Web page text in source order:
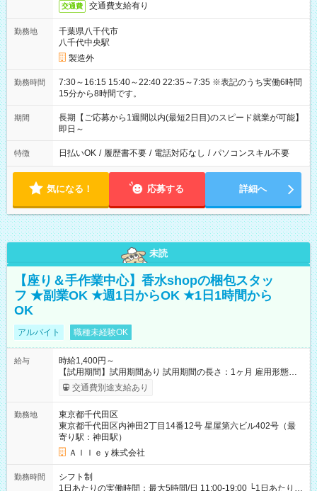
交通費 交通費支給有り
勤務地
千葉県八千代市
八千代中央駅
製造外
勤務時間
7:30～16:15 15:40～22:40 22:35～7:35 ※表記のうち実働6時間
15分から8時間です。
期間
長期【ご応募から1週間以内(最短2日目)のスピード就業が可能】
即日～
特徴 日払いOK / 履歴書不要 / 電話対応なし / パソコンスキル不要
気になる！ 応募する 詳細へ
未読
【座り＆手作業中心】香水shopの梱包スタッ
フ ★副業OK ★週1日からOK ★1日1時間から
OK
アルバイト 職種未経験OK
給与
時給1,400円～
【試用期間】試用期間あり 試用期間の長さ：1ヶ月 雇用形態、
給与は本採用時と同じです。
交通費別途支給あり
勤務地
東京都千代田区
東京都千代田区内神田2丁目14番12号 星屋第六ビル402号（最
寄り駅：神田駅）
Ａｌｌｅｙ株式会社
勤務時間
シフト制
1日あたりの実働時間：最大5時間/日 11:00-19:00 └1日あたりの